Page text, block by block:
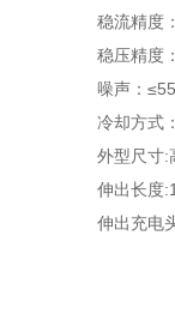
稳流精度
稳压精度
噪声：
冷却方式
外型尺寸:高
伸出长度
伸出充电头